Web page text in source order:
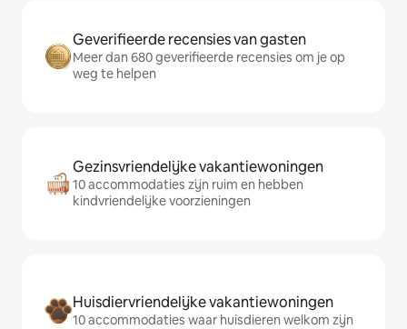
Geverifieerde recensies van gasten
Meer dan 680 geverifieerde recensies om je op
weg te helpen
Gezinsvriendelijke vakantiewoningen
10 accommodaties zijn ruim en hebben
kindvriendelijke voorzieningen
Huisdiervriendelijke vakantiewoningen
10 accommodaties waar huisdieren welkom zijn